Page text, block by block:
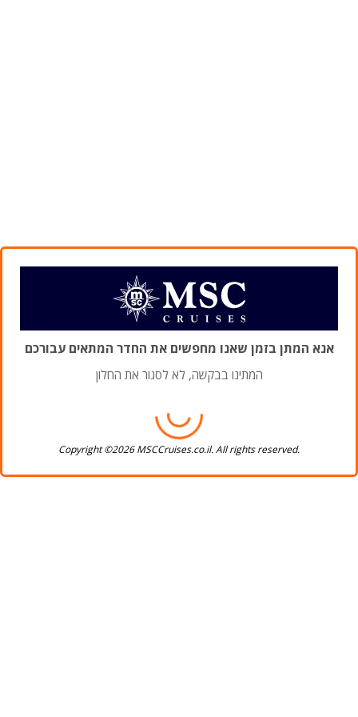
אנא המתן בזמן שאנו מחפשים את החדר המתאים עבורכם
המתינו בבקשה, לא לסגור את החלון
Copyright ©2026 MSCCruises.co.il. All rights reserved.